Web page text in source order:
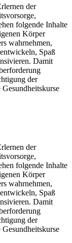
der
folgende Inhalte
Körper
wahrnehmen,
Spaß
Damit
der
der
folgende Inhalte
Körper
wahrnehmen,
Spaß
Damit
der